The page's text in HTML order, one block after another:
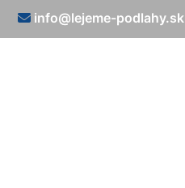
info@lejeme-podlahy.sk